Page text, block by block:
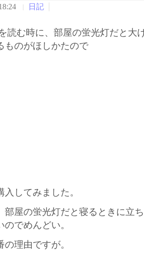
日記
読む時に、部屋の蛍光灯だと大
ものがほしかたので
入してみました。
部屋の蛍光灯だと寝るときに立
でめんどい。
理由ですが。